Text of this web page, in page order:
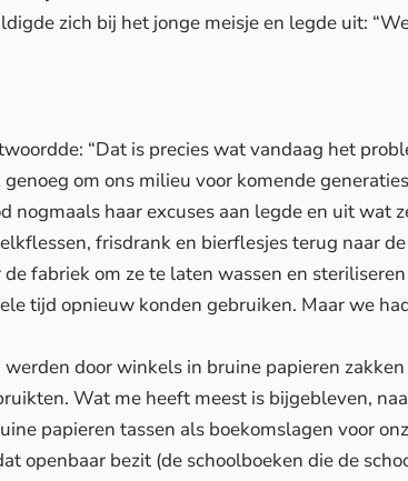
zich bij het jonge meisje en legde uit:
“Dat is precies wat vandaag het
om ons milieu voor komende
nogmaals haar excuses aan legde en uit wat
frisdrank en bierflesjes terug naar
fabriek om ze te laten wassen en
tijd opnieuw konden gebruiken. Maar we
werden door winkels in bruine papieren
Wat me heeft meest is bijgebleven,
papieren tassen als boekomslagen voor
openbaar bezit (de schoolboeken die de